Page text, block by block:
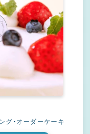
グ・オーダーケーキ